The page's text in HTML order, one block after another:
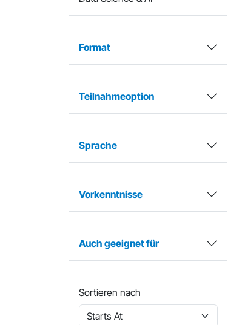
Format
Teilnahmeoption
Sprache
Vorkenntnisse
Auch geeignet für
Sortieren nach